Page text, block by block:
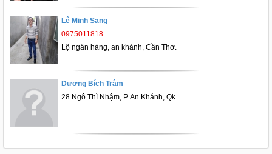
Lê Minh Sang
0975011818
Lộ ngân hàng, an khánh, Cần Thơ.
Dương Bích Trâm
28 Ngô Thì Nhậm, P. An Khánh, Qk